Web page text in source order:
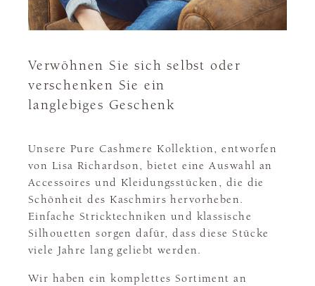
Verwöhnen Sie sich selbst oder
verschenken Sie ein
langlebiges Geschenk
Unsere Pure Cashmere Kollektion, entworfen
von Lisa Richardson, bietet eine Auswahl an
Accessoires und Kleidungsstücken, die die
Schönheit des Kaschmirs hervorheben.
Einfache Stricktechniken und klassische
Silhouetten sorgen dafür, dass diese Stücke
viele Jahre lang geliebt werden.
Wir haben ein komplettes Sortiment an